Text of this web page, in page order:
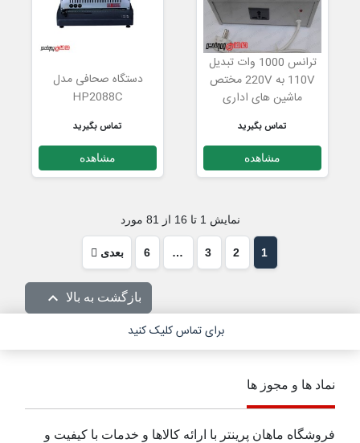
ترانس 1000 وات تبدیل
110V به 220V مختص
ماشین های اداری
تماس بگیرید
مشاهده
دستگاه صحافی مدل
HP2088C
تماس بگیرید
مشاهده
نمایش 1 تا 16 از 81 مورد
1
2
3
…
6 بعدی
بازگشت به بالا

برای تماس کلیک کنید
نماد ها و مجوز ها
فروشگاه ماهان پرینتر با ارائه کالاها و خدمات با کیفیت و